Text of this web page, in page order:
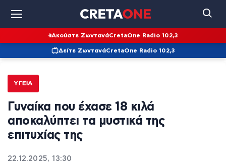
Ακούστε ΖωντανάCretaOne Radio 102,3
Δείτε ΖωντανάCretaOne Radio 102,3
ΥΓΕΊΑ
Γυναίκα που έχασε 18 κιλά
αποκαλύπτει τα μυστικά της
επιτυχίας της
22.12.2025, 13:30